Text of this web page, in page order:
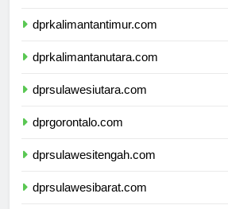
dprkalimantantimur.com
dprkalimantanutara.com
dprsulawesiutara.com
dprgorontalo.com
dprsulawesitengah.com
dprsulawesibarat.com